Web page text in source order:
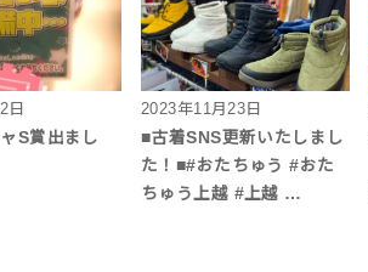
日
S賞出まし
2023年11月23日
■古着SNS更新いたしまし
た！■#おたちゅう #おた
ちゅう上越 #上越 …